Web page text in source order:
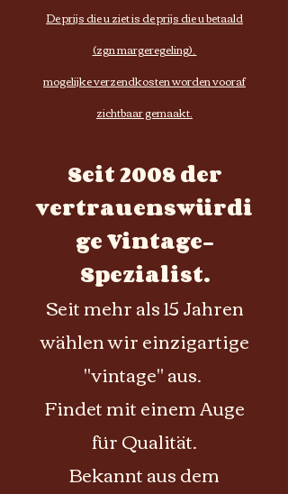
De prijs die u ziet is de prijs die u betaald
(zgn margeregeling),
mogelijke verzendkosten worden vooraf
zichtbaar gemaakt.
Seit 2008 der
vertrauenswürdi
ge Vintage-
Spezialist.
Seit mehr als 15 Jahren
wählen wir einzigartige
"vintage" aus.
Findet mit einem Auge
für Qualität.
Bekannt aus dem